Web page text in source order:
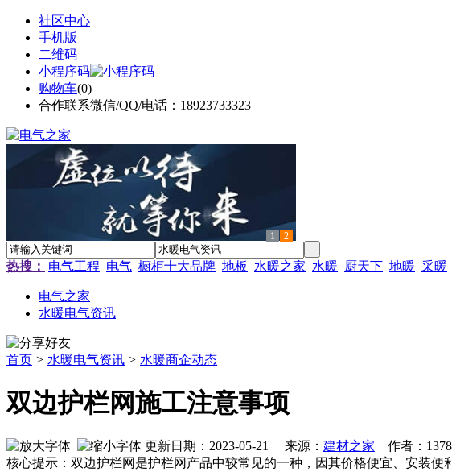
社区中心
手机版
二维码
小程序码
购物车(0)
合作联系微信/QQ/电话：18923733323
1 2
热搜： 电气工程 电气 橱柜十大品牌 地板 水暖之家 水暖 厨天下 地暖 采暖
电气之家
水暖电气资讯
首页 > 水暖电气资讯 > 水暖商企动态
双边护栏网施工注意事项
更新日期：2023-05-21 来源： 建材之家 作者：
核心提示：双边护栏网是护栏网产品中较常见的一种，因其价格便宜、安装